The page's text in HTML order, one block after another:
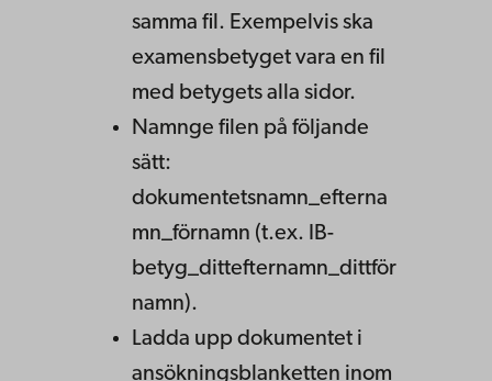
samma fil. Exempelvis ska
examensbetyget vara en fil
med betygets alla sidor.
Namnge filen på följande
sätt:
dokumentetsnamn_efterna
mn_förnamn (t.ex. IB-
betyg_dittefternamn_dittför
namn).
Ladda upp dokumentet i
ansökningsblanketten inom